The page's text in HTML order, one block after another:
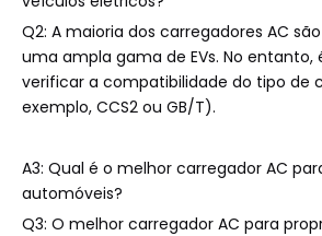
Q2: A maioria dos carregadores AC
uma ampla gama de EVs. No entanto,
verificar a compatibilidade do tipo de
exemplo, CCS2 ou GB/T).
A3: Qual é o melhor carregador AC
automóveis?
Q3: O melhor carregador AC para